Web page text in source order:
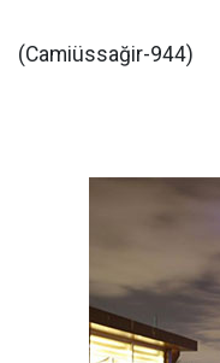
(Camiüssağir-944)